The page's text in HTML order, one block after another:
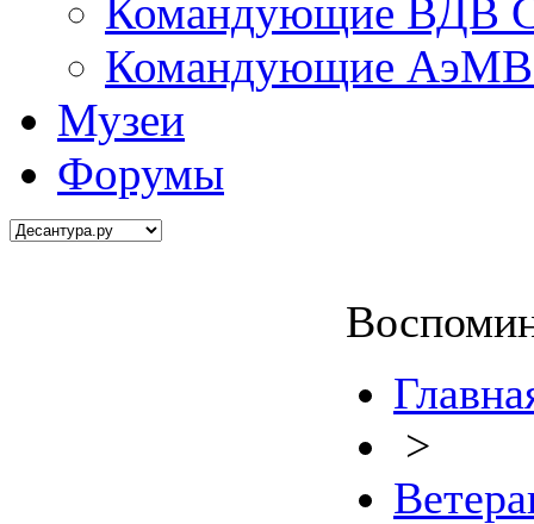
Командующие ВДВ
Командующие АэМВ
Музеи
Форумы
>